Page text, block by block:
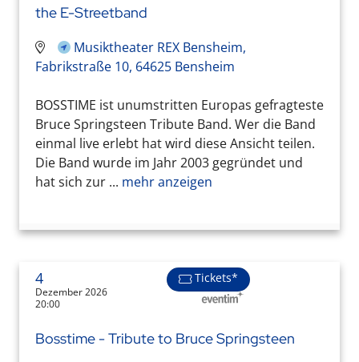
the E-Streetband
Musiktheater REX Bensheim,
Fabrikstraße 10, 64625 Bensheim
BOSSTIME ist unumstritten Europas gefragteste
Bruce Springsteen Tribute Band. Wer die Band
einmal live erlebt hat wird diese Ansicht teilen.
Die Band wurde im Jahr 2003 gegründet und
hat sich zur ... mehr anzeigen
4
Dezember 2026
20:00
Tickets*
Bosstime - Tribute to Bruce Springsteen